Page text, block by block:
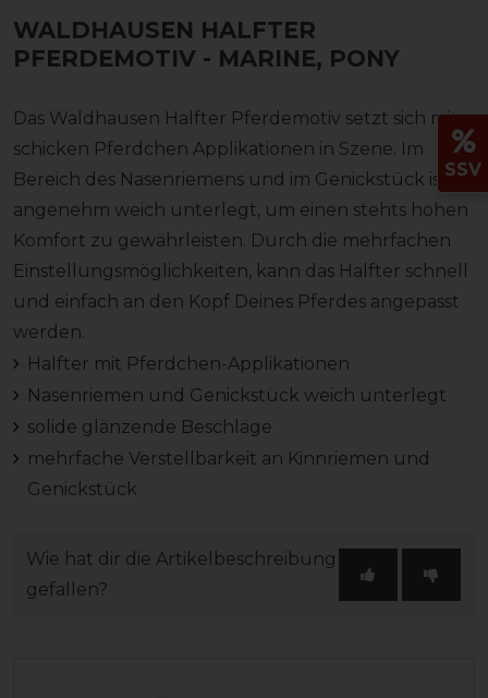
WALDHAUSEN HALFTER
PFERDEMOTIV - MARINE, PONY
Das Waldhausen Halfter Pferdemotiv setzt sich mit
schicken Pferdchen Applikationen in Szene. Im
Bereich des Nasenriemens und im Genickstück ist es
angenehm weich unterlegt, um einen stehts hohen
Komfort zu gewährleisten. Durch die mehrfachen
Einstellungsmöglichkeiten, kann das Halfter schnell
und einfach an den Kopf Deines Pferdes angepasst
werden.
Halfter mit Pferdchen-Applikationen
Nasenriemen und Genickstück weich unterlegt
solide glänzende Beschläge
mehrfache Verstellbarkeit an Kinnriemen und
Genickstück
Wie hat dir die Artikelbeschreibung
gefallen?
SSV